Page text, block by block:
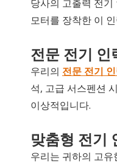
당사의 고출력 전
모터를 장착한 이
전문 전기 인
우리의 전문 전기
석, 고급 서스펜션
이상적입니다.
맞춤형 전기
우리는 귀하의 고